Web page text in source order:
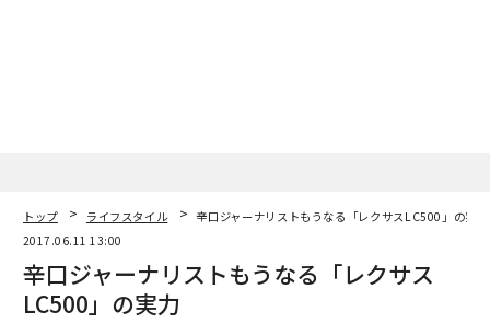
トップ ライフスタイル
辛口ジャーナリストもうなる「レクサスLC500」の実力
2017.06.11 13:00
辛口ジャーナリストもうなる「レクサス
LC500」の実力